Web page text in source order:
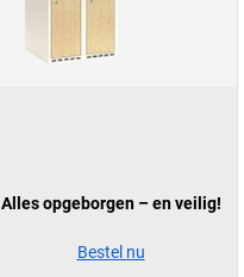
Alles opgeborgen – en veilig!
Bestel nu